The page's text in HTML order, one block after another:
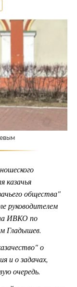
казачья
общества"
руководителем
ИВКО по
Гладышев.
о
и о задачах,
очередь.